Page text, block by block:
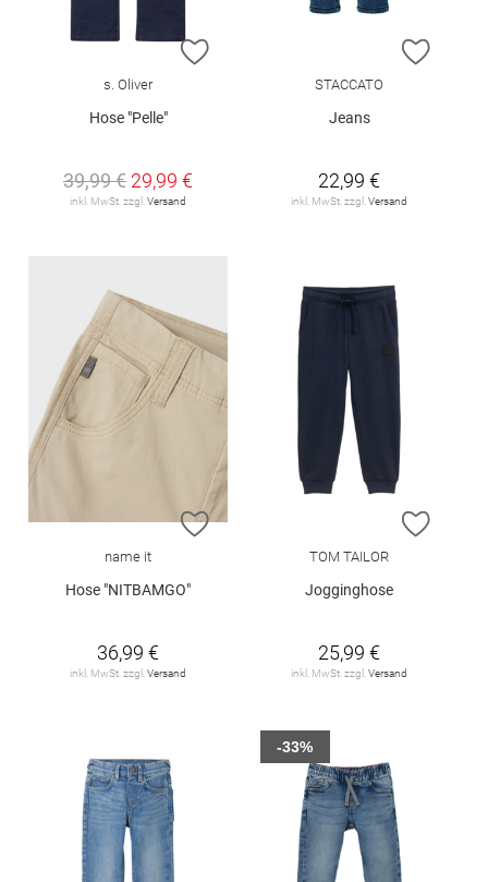
ZUR WUNSCHLISTE HINZUFÜGEN
s. Oliver
Hose "Pelle"
39,99 € 29,99 €
inkl. MwSt. zzgl.Versand
ZUR
STACCATO
Jeans
22,99 €
inkl. MwSt. zzgl.Versand
ZUR WUNSCHLISTE HINZUFÜGEN
name it
Hose "NITBAMGO"
36,99 €
inkl. MwSt. zzgl. Versand
ZUR
TOM TAILOR
Jogginghose
25,99 €
inkl. MwSt. zzgl. Versand
-33%